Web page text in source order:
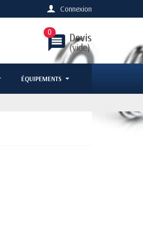
Connexion
message Devis
(vide)
0
ÉQUIPEMENTS